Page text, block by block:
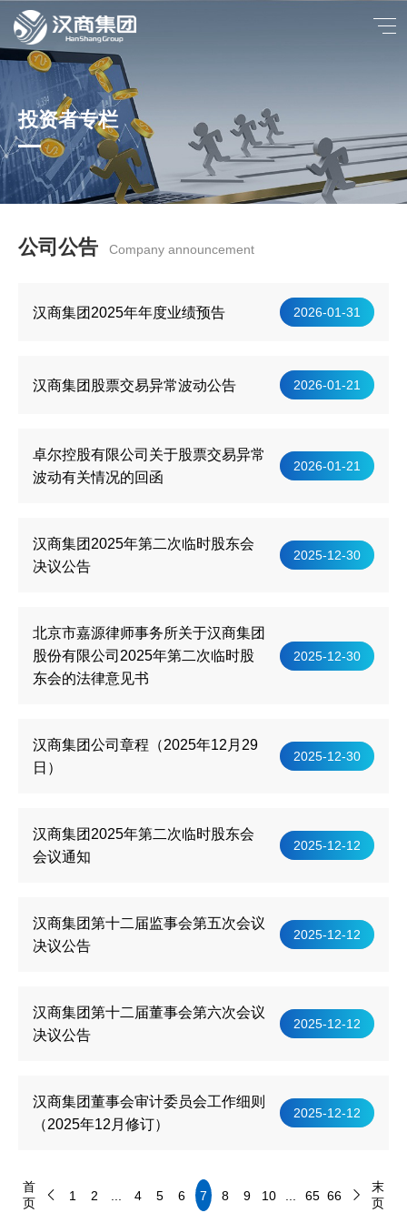
投资者专栏
公司公告 Company announcement
汉商集团2025年年度业绩预告 2026-01-31
汉商集团股票交易异常波动公告 2026-01-21
卓尔控股有限公司关于股票交易异常
波动有关情况的回函
2026-01-21
汉商集团2025年第二次临时股东会
决议公告
2025-12-30
北京市嘉源律师事务所关于汉商集团
股份有限公司2025年第二次临时股
东会的法律意见书
2025-12-30
汉商集团公司章程（2025年12月29
日）
2025-12-30
汉商集团2025年第二次临时股东会
会议通知
2025-12-12
汉商集团第十二届监事会第五次会议
决议公告
2025-12-12
汉商集团第十二届董事会第六次会议
决议公告
2025-12-12
汉商集团董事会审计委员会工作细则
（2025年12月修订）
2025-12-12
首
页
1 2 4 5 6 7 8 9 10 65 66
末
页